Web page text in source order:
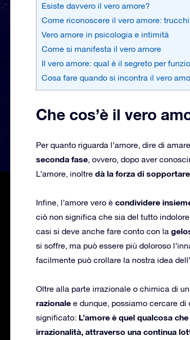
Esiste davvero il vero amore?
Come riconoscere il vero amore:
Vero amore in psicologia e intimità
Come si manifesta il vero amore
Il vero amore: qual è il segreto per
Cosa fare quando si incontra il vero
Che cos’è il vero
Per quanto riguarda l’amore, dire di
seconda fase, ovvero, dopo aver
L’amore, inoltre dà la forza di sopportare
Infine, l’amore vero è condividere
ciò non significa che sia del tutto
casi si deve anche fare conto con la
si soffre, ma può essere più doloroso
facilmente può crollare la nostra idea
Oltre alla parte irrazionale o chimica di
razionale e dunque, possiamo cercare
significato: L’amore è quel qualcosa
irrazionalità, attraverso una continua